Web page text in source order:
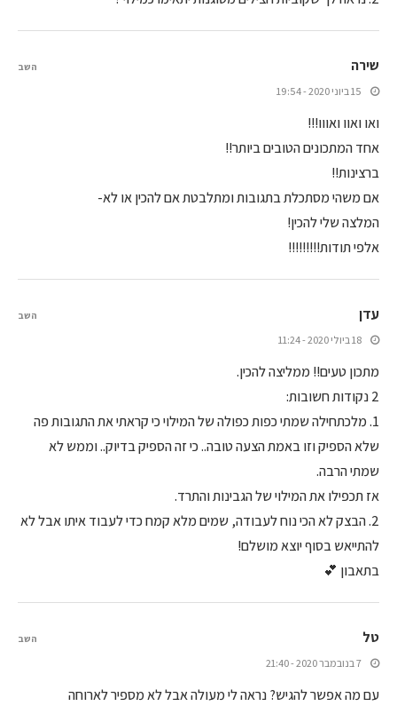
שירה
15 ביוני 2020 - 19:54
ואו ואוו ואווו!!!
אחד המתכונים הטובים ביותר!!
ברצינות!!
אם משהי מסתכלת בתגובות ומתלבטת אם להכין או לא-
המלצה שלי להכין!
אלפי תודות!!!!!!!!!
השב
עדן
18 ביולי 2020 - 11:24
מתכון טעים!! ממליצה להכין.
2 נקודות חשובות:
1. מלכתחילה שמתי כפות כפולה של המילוי כי קראתי את התגובות פה
שלא הספיק וזו באמת הצעה טובה.. כי זה הספיק בדיוק.. וממש לא
שמתי הרבה.
אז תכפילו את המילוי של הגבינות והתרד.
2. הבצק לא הכי נוח לעבודה, שמים מלא קמח כדי לעבוד איתו אבל לא
להתייאש בסוף יוצא מושלם!
בתאבון 💕
השב
טל
7 בנובמבר 2020 - 21:40
עם מה אפשר להגיש? נראה לי מעולה אבל לא מספיר לארוחה
השב